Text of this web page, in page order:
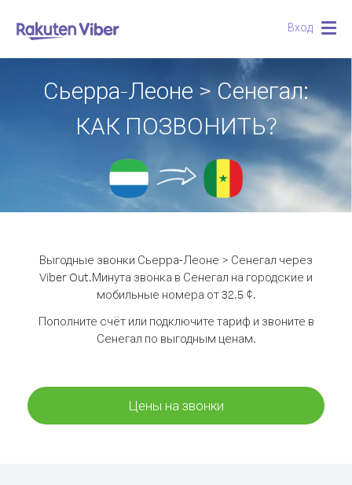
Вход
Сьерра-Леоне > Сенегал:
КАК ПОЗВОНИТЬ?
Выгодные звонки Сьерра-Леоне > Сенегал через
Viber Out.Минута звонка в Сенегал на городские и
мобильные номера от 32.5 ¢.
Пополните счёт или подключите тариф и звоните в
Сенегал по выгодным ценам.
Цены на звонки